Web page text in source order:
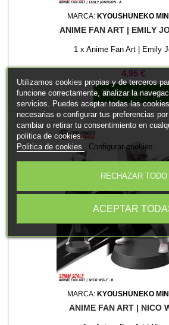
MARCA: KYOUSHUNEKO
ANIME FAN ART | EMILY
1 x Anime Fan Art | Emily
Precio
4,95 €
 Añadir al carrito
MARCA: KYOUSHUNEKO
ANIME FAN ART | NICO
Utilizamos cookies propias y de terceros
funcione correctamente, analizar la
servicios. Puedes aceptar todas las
necesarias o configurar tus preferencias
cambiar o retirar tu consentimiento en
politica de cookies.
Politica de cookies
Configurar cookies
RECHAZAR TODO
ACEPTAR